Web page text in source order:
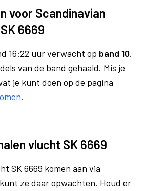
voor Scandinavian
6669
16:22 uur verwacht op band 10.
van de band gehaald. Mis je
je kunt doen op de pagina
.
vlucht SK 6669
SK 6669 komen aan via
ze daar opwachten. Houd er